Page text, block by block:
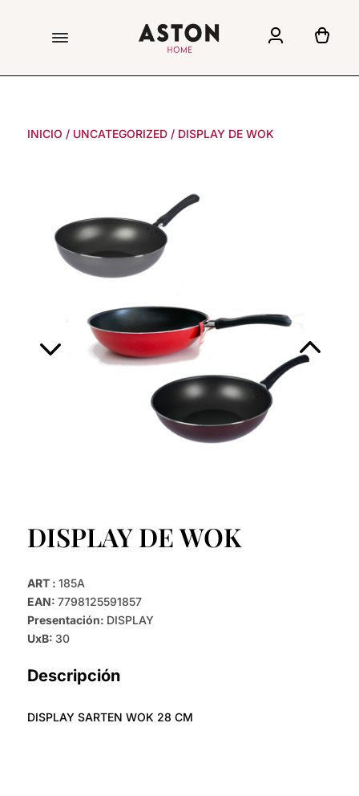
INICIO / UNCATEGORIZED/ DISPLAY DE WOK
DISPLAY DE WOK
ART : 185A
EAN: 7798125591857
Presentación: DISPLAY
UxB: 30
Descripción
DISPLAY SARTEN WOK 28 CM